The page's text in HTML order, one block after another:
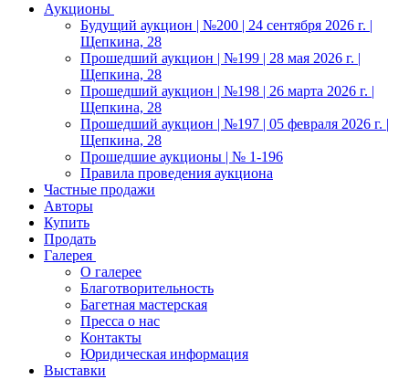
Аукционы
Будущий аукцион | №200 | 24 сентября 2026 г. |
Щепкина, 28
Прошедший аукцион | №199 | 28 мая 2026 г. |
Щепкина, 28
Прошедший аукцион | №198 | 26 марта 2026 г. |
Щепкина, 28
Прошедший аукцион | №197 | 05 февраля 2026 г. |
Щепкина, 28
Прошедшие аукционы | № 1-196
Правила проведения аукциона
Частные продажи
Авторы
Купить
Продать
Галерея
О галерее
Благотворительность
Багетная мастерская
Пресса о нас
Контакты
Юридическая информация
Выставки